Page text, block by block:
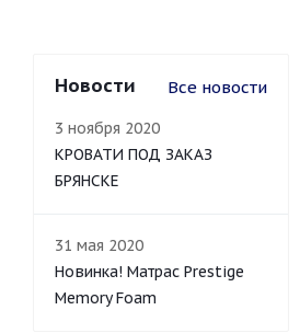
Новости Все новости
3 ноября 2020
КРОВАТИ ПОД ЗАКАЗ
БРЯНСКЕ
31 мая 2020
Новинка! Матрас Prestige
Memory Foam